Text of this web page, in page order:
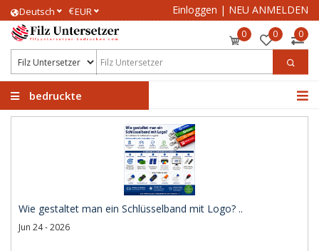
Deutsch €EUR Einloggen | NEU ANMELDEN
0 0 0
bedruckte
Wie gestaltet man ein Schlüsselband mit Logo? ..
Jun 24 - 2026